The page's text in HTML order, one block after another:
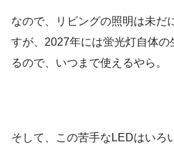
なので、リビングの照明は未だ
すが、2027年には蛍光灯自体
るので、いつまで使えるやら。
そして、この苦手なLEDはいろ